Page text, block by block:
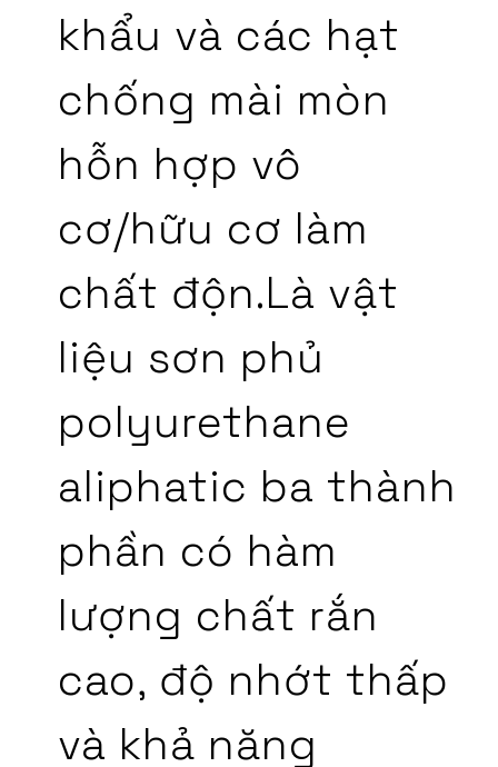
khẩu và các hạt
chống mài mòn
hỗn hợp vô
cơ/hữu cơ làm
chất độn.Là vật
liệu sơn phủ
polyurethane
aliphatic ba thành
phần có hàm
lượng chất rắn
cao, độ nhớt thấp
và khả năng